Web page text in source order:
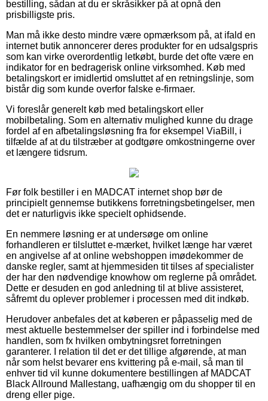
bestilling, sådan at du er skråsikker på at opnå den
prisbilligste pris.
Man må ikke desto mindre være opmærksom på, at ifald en
internet butik annoncerer deres produkter for en udsalgspris
som kan virke overordentlig letkøbt, burde det ofte være en
indikator for en bedragerisk online virksomhed. Køb med
betalingskort er imidlertid omsluttet af en retningslinje, som
bistår dig som kunde overfor falske e-firmaer.
Vi foreslår generelt køb med betalingskort eller
mobilbetaling. Som en alternativ mulighed kunne du drage
fordel af en afbetalingsløsning fra for eksempel ViaBill, i
tilfælde af at du tilstræber at godtgøre omkostningerne over
et længere tidsrum.
Før folk bestiller i en MADCAT internet shop bør de
principielt gennemse butikkens forretningsbetingelser, men
det er naturligvis ikke specielt ophidsende.
En nemmere løsning er at undersøge om online
forhandleren er tilsluttet e-mærket, hvilket længe har været
en angivelse af at online webshoppen imødekommer de
danske regler, samt at hjemmesiden tit tilses af specialister
der har den nødvendige knowhow om reglerne på området.
Dette er desuden en god anledning til at blive assisteret,
såfremt du oplever problemer i processen med dit indkøb.
Herudover anbefales det at køberen er påpasselig med de
mest aktuelle bestemmelser der spiller ind i forbindelse med
handlen, som fx hvilken ombytningsret forretningen
garanterer. I relation til det er det tillige afgørende, at man
når som helst bevarer ens kvittering på e-mail, så man til
enhver tid vil kunne dokumentere bestillingen af MADCAT
Black Allround Mallestang, uafhængig om du shopper til en
dreng eller pige.